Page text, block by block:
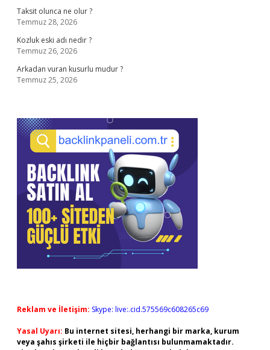
Taksit olunca ne olur ?
Temmuz 28, 2026
Kozluk eski adı nedir ?
Temmuz 26, 2026
Arkadan vuran kusurlu mudur ?
Temmuz 25, 2026
Reklam ve İletişim: Skype: live:.cid.575569c608265c69
Yasal Uyarı: Bu internet sitesi, herhangi bir marka, kurum
veya şahıs şirketi ile hiçbir bağlantısı bulunmamaktadır.